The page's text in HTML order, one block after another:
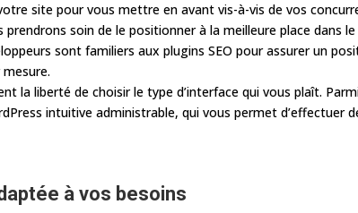
site pour vous mettre en avant vis-à-vis de vos
soin de le positionner à la meilleure place dans
sont familiers aux plugins SEO pour assurer un
la liberté de choisir le type d’interface qui vous plaît.
intuitive administrable, qui vous permet d’effectuer
à vos besoins